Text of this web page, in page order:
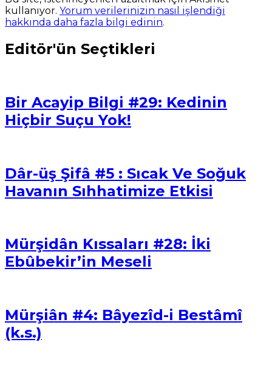
kullanıyor. Yorum verilerinizin nasıl işlendiği
hakkında daha fazla bilgi edinin.
Editör'ün Seçtikleri
Bir Acayip Bilgi #29: Kedinin
Hiçbir Suçu Yok!
Dâr-üş Şifâ #5 : Sıcak Ve Soğuk
Havanın Sıhhatimize Etkisi
Mürşidân Kıssaları #28: İki
Ebûbekir’in Meseli
Mürşiân #4: Bâyezîd-i Bestâmî
(k.s.)